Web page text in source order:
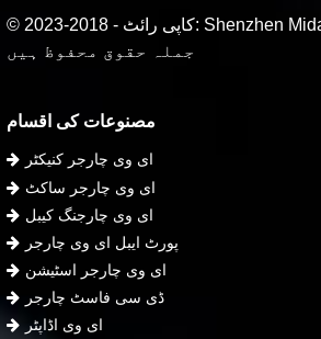
© کاپی رائٹ - 2018-2023: Shenzhen Mida EV Power Co., Ltd.
جملہ حقوق محفوظ ہیں
مصنوعات کی اقسام
ای وی چارجر کنیکٹر
ای وی چارجر ساکٹ
ای وی چارجنگ کیبل
پورٹ ایبل ای وی چارجر
ای وی چارجر اسٹیشن
ڈی سی فاسٹ چارجر
ای وی اڈاپٹر